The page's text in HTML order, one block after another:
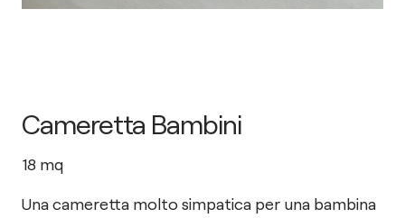
Cameretta Bambini
18 mq
Una cameretta molto simpatica per una bambina